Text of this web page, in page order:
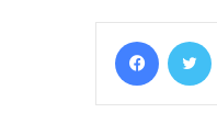
Facebook